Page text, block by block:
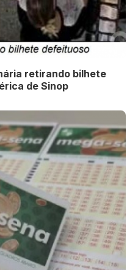
retirando bilhete
de Sinop